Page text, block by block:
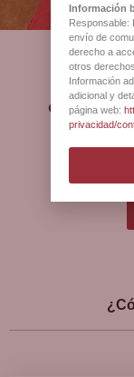
¿Qué
Información
Responsable:
envío de
derecho a
otros
Información
adicional y
página web:
privacidad/